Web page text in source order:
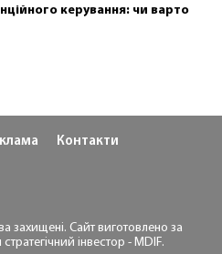
керування: чи варто
Контакти
захищені. Сайт виготовлено за
інвестор - MDIF.